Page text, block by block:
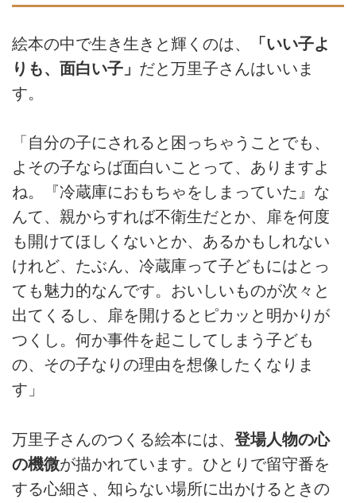
絵本の中で生き生きと輝くのは、
「いい子よ
りも、面白い子」 だと万里子さんはいいま
す。
「自分の子にされると困っちゃうことでも、
よその子ならば面白いことって、ありますよ
ね。『冷蔵庫におもちゃをしまっていた』な
んて、親からすれば不衛生だとか、扉を何度
も開けてほしくないとか、あるかもしれない
けれど、たぶん、冷蔵庫って子どもにはとっ
ても魅力的なんです。おいしいものが次々と
出てくるし、扉を開けるとピカッと明かりが
つくし。何か事件を起こしてしまう子ども
の、その子なりの理由を想像したくなりま
す」
万里子さんのつくる絵本には、 登場人物の心
の機微が描かれています。ひとりで留守番を
する心細さ、知らない場所に出かけるときの